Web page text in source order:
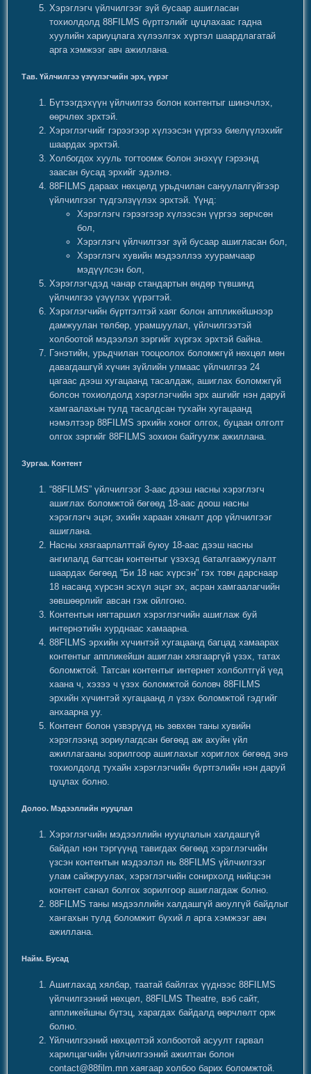
Хэрэглэгч үйлчилгээг зүй бусаар ашигласан
тохиолдолд 88FILMS бүртгэлийг цуцлахаас гадна
хуулийн хариуцлага хүлээлгэх хүртэл шаардлагатай
арга хэмжээг авч ажиллана.
Тав. Үйлчилгээ үзүүлэгчийн эрх, үүрэг
Бүтээгдэхүүн үйлчилгээ болон контентыг шинэчлэх,
өөрчлөх эрхтэй.
Хэрэглэгчийг гэрээгээр хүлээсэн үүргээ биелүүлэхийг
шаардах эрхтэй.
Холбогдох хууль тогтоомж болон энэхүү гэрээнд
заасан бусад эрхийг эдэлнэ.
88FILMS дараах нөхцөлд урьдчилан сануулалгүйгээр
үйлчилгээг түдгэлзүүлэх эрхтэй. Үүнд:
Хэрэглэгч гэрээгээр хүлээсэн үүргээ зөрчсөн
бол,
Хэрэглэгч үйлчилгээг зүй бусаар ашигласан бол,
Хэрэглэгч хувийн мэдээллээ хуурамчаар
мэдүүлсэн бол,
Хэрэглэгчдэд чанар стандартын өндөр түвшинд
үйлчилгээ үзүүлэх үүрэгтэй.
Хэрэглэгчийн бүртгэлтэй хаяг болон аппликейшнээр
дамжуулан төлбөр, урамшуулал, үйлчилгээтэй
холбоотой мэдээлэл зэргийг хүргэх эрхтэй байна.
Гэнэтийн, урьдчилан тооцоолох боломжгүй нөхцөл мөн
давагдашгүй хүчин зүйлийн улмаас үйлчилгээ 24
цагаас дээш хугацаанд тасалдаж, ашиглах боломжгүй
болсон тохиолдолд хэрэглэгчийн эрх ашгийг нэн даруй
хамгаалахын тулд тасалдсан тухайн хугацаанд
нэмэлтээр 88FILMS эрхийн хоног олгох, буцаан олголт
олгох зэргийг 88FILMS зохион байгуулж ажиллана.
Зургаа. Контент
“88FILMS” үйлчилгээг 3-аас дээш насны хэрэглэгч
ашиглах боломжтой бөгөөд 18-аас доош насны
хэрэглэгч эцэг, эхийн хараан хяналт дор үйлчилгээг
ашиглана.
Насны хязгаарлалттай буюу 18-аас дээш насны
ангилалд багтсан контентыг үзэхэд баталгаажуулалт
шаардах бөгөөд “Би 18 нас хүрсэн” гэх товч дарснаар
18 насанд хүрсэн эсхүл эцэг эх, асран хамгаалагчийн
зөвшөөрлийг авсан гэж ойлгоно.
Контентын нягтаршил хэрэглэгчийн ашиглаж буй
интернэтийн хурднаас хамаарна.
88FILMS эрхийн хүчинтэй хугацаанд багцад хамаарах
контентыг аппликейшн ашиглан хязгааргүй үзэх, татах
боломжтой. Татсан контентыг интернет холболтгүй үед
хаана ч, хэзээ ч үзэх боломжтой боловч 88FILMS
эрхийн хүчинтэй хугацаанд л үзэх боломжтой гэдгийг
анхаарна уу.
Контент болон үзвэрүүд нь зөвхөн таны хувийн
хэрэглээнд зориулагдсан бөгөөд аж ахуйн үйл
ажиллагааны зорилгоор ашиглахыг хориглох бөгөөд энэ
тохиолдолд тухайн хэрэглэгчийн бүртгэлийн нэн даруй
цуцлах болно.
Долоо. Мэдээллийн нууцлал
Хэрэглэгчийн мэдээллийн нууцлалын халдашгүй
байдал нэн тэргүүнд тавигдах бөгөөд хэрэглэгчийн
үзсэн контентын мэдээлэл нь 88FILMS үйлчилгээг
улам сайжруулах, хэрэглэгчийн сонирхолд нийцсэн
контент санал болгох зорилгоор ашиглагдаж болно.
88FILMS таны мэдээллийн халдашгүй аюулгүй байдлыг
хангахын тулд боломжит бүхий л арга хэмжээг авч
ажиллана.
Найм. Бусад
Ашиглахад хялбар, таатай байлгах үүднээс 88FILMS
үйлчилгээний нөхцөл, 88FILMS Theatre, вэб сайт,
аппликейшны бүтэц, харагдах байдалд өөрчлөлт орж
болно.
Үйлчилгээний нөхцөлтэй холбоотой асуулт гарвал
харилцагчийн үйлчилгээний ажилтан болон
contact@88film.mn хаягаар холбоо барих боломжтой.